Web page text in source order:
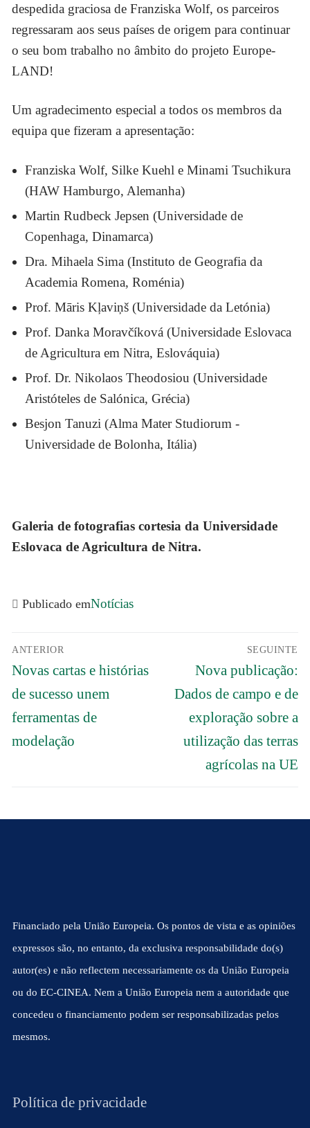
despedida graciosa de Franziska Wolf, os parceiros
regressaram aos seus países de origem para continuar
o seu bom trabalho no âmbito do projeto Europe-
LAND!
Um agradecimento especial a todos os membros da
equipa que fizeram a apresentação:
Franziska Wolf, Silke Kuehl e Minami Tsuchikura
(HAW Hamburgo, Alemanha)
Martin Rudbeck Jepsen (Universidade de
Copenhaga, Dinamarca)
Dra. Mihaela Sima (Instituto de Geografia da
Academia Romena, Roménia)
Prof. Māris Kļaviņš (Universidade da Letónia)
Prof. Danka Moravčíková (Universidade Eslovaca
de Agricultura em Nitra, Eslováquia)
Prof. Dr. Nikolaos Theodosiou (Universidade
Aristóteles de Salónica, Grécia)
Besjon Tanuzi (Alma Mater Studiorum -
Universidade de Bolonha, Itália)
Galeria de fotografias cortesia da Universidade
Eslovaca de Agricultura de Nitra.
Publicado emNotícias
de
artigos
ANTERIOR
Previous
post:
Novas cartas e histórias
de sucesso unem
ferramentas de
modelação
SEGUINTE
Próximo
post:
Nova publicação:
Dados de campo e de
exploração sobre a
utilização das terras
agrícolas na UE
Financiado pela União Europeia. Os pontos de vista e as opiniões
expressos são, no entanto, da exclusiva responsabilidade do(s)
autor(es) e não reflectem necessariamente os da União Europeia
ou do EC-CINEA. Nem a União Europeia nem a autoridade que
concedeu o financiamento podem ser responsabilizadas pelos
mesmos.
Política de privacidade